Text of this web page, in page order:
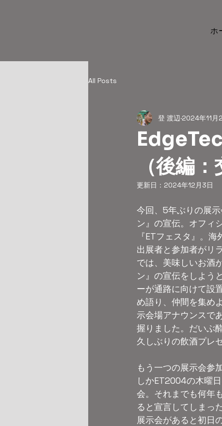
ホ
All Posts
（後編
登 渡辺 2024年11月
更新日： 2024年12月3日
今回、5年ぶりの展
ン』の宣伝。オフィ
『ETフェスタ』。
出展者と参加者がリ
では、美味しいお酒
ン』の宣伝をしよう
ーが通路に向けて設
め語り、仲間を集め
示会場アナウンスで
握りました。だいぶ
久しぶりの飲酒プレ
もう一つの展示会参
しかET2004の木曜
会。それまでも何年
ると宣言してしまっ
展示会があると初日